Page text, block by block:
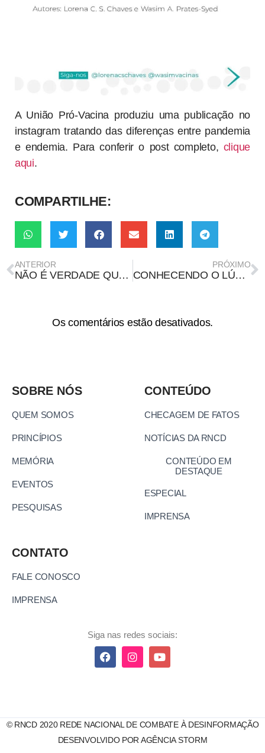
A União Pró-Vacina produziu uma publicação no
instagram tratando das diferenças entre pandemia
e endemia. Para conferir o post completo, clique
aqui.
COMPARTILHE:
ANTERIOR
NÃO É VERDADE QUE ISRAEL DESCOBRIU A CURA PARA O CORONAVÍRUS
PRÓXIMO
CONHECENDO O LÚPUS
Os comentários estão desativados.
SOBRE NÓS
QUEM SOMOS
PRINCÍPIOS
MEMÓRIA
EVENTOS
PESQUISAS
CONTEÚDO
CHECAGEM DE FATOS
NOTÍCIAS DA RNCD
CONTEÚDO EM
DESTAQUE
ESPECIAL
IMPRENSA
CONTATO
FALE CONOSCO
IMPRENSA
Siga nas redes sociais:
© RNCD 2020 REDE NACIONAL DE COMBATE À DESINFORMAÇÃO
DESENVOLVIDO POR AGÊNCIA STORM